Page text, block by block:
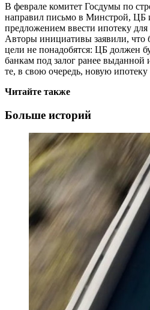
В феврале комитет Госдумы по
направил письмо в Минстрой, ЦБ
предложением ввести ипотеку для
Авторы инициативы заявили, что
цели не понадобятся: ЦБ должен
банкам под залог ранее выданной
те, в свою очередь, новую ипотеку
Читайте также
Больше историй